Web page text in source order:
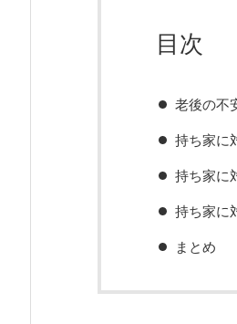
目次
老後の不
持ち家に
持ち家に
持ち家に
まとめ